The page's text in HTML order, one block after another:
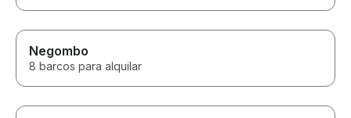
Negombo
8 barcos para alquilar